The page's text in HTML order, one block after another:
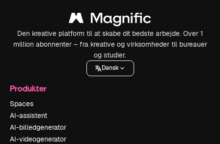
Den kreative platform til at skabe dit bedste arbejde. Over 1
million abonnenter – fra kreative og virksomheder til bureauer
og studier.
Dansk
Produkter
Spaces
AI-assistent
AI-billedgenerator
AI-videogenerator